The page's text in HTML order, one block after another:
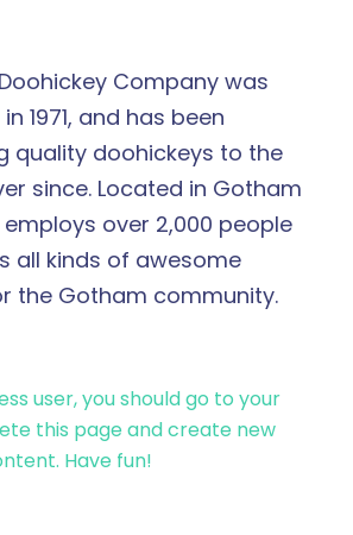
Doohickey Company was
1971, and has been
quality doohickeys to the
since. Located in Gotham
employs over 2,000 people
all kinds of awesome
the Gotham community.
user, you should go to your
this page and create new
Have fun!